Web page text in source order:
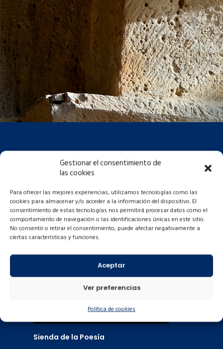
Gestionar el consentimiento de
las cookies
Para ofrecer las mejores experiencias, utilizamos tecnologías como las
cookies para almacenar y/o acceder a la información del dispositivo. El
consentimiento de estas tecnologías nos permitirá procesar datos como el
comportamiento de navegación o las identificaciones únicas en este sitio.
No consentir o retirar el consentimiento, puede afectar negativamente a
ciertas características y funciones.
Aceptar
Ver preferencias
Política de cookies
Sienda de la Poesía